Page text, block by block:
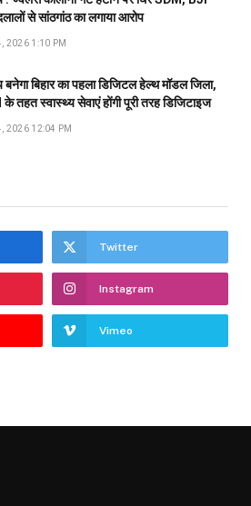
से सांठगांठ का लगाया आरोप
2026 1:10 PM
बनेगा बिहार का पहला डिजिटल हेल्थ मॉडल जिला,
तहत स्वास्थ्य सेवाएं होंगी पूरी तरह डिजिटाइज
2026 12:04 PM
Twitter
Instagram
Vimeo